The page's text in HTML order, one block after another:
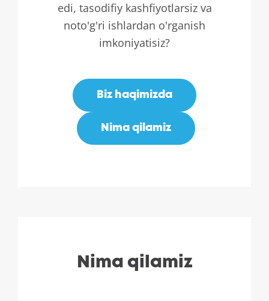
edi, tasodifiy kashfiyotlarsiz va
noto'g'ri ishlardan o'rganish
imkoniyatisiz?
Biz haqimizda
Nima qilamiz
Nima qilamiz